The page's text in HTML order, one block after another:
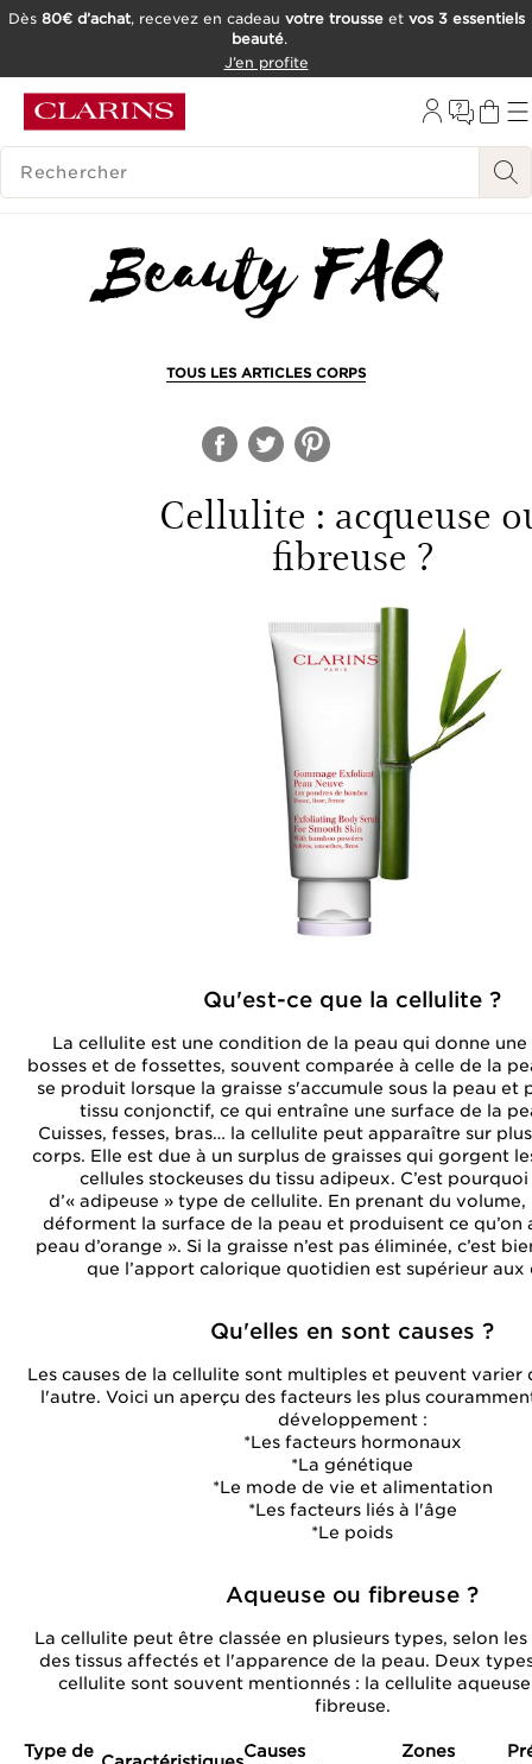
OUTIL D'ACCESSIBILITÉ
Dès 80€ d’achat, recevez en cadeau votre trousseet vos 3 essentiels
beauté.
J’en profite
HISTORIQUE DES RECHERCHES
TOUS LES ARTICLES CORPS
Cellulite : acqueuse
fibreuse ?
Qu'est-ce que la cellulite ?
La cellulite est une condition de la peau qui donne
bosses et de fossettes, souvent comparée à celle de la
se produit lorsque la graisse s'accumule sous la peau et
tissu conjonctif, ce qui entraîne une surface de la
Cuisses, fesses, bras… la cellulite peut apparaître sur
corps. Elle est due à un surplus de graisses qui gorgent
cellules stockeuses du tissu adipeux. C’est
d’« adipeuse » type de cellulite. En prenant du
déforment la surface de la peau et produisent ce qu’on
peau d’orange ». Si la graisse n’est pas éliminée, c’est
que l’apport calorique quotidien est supérieur aux
Qu'elles en sont causes ?
Les causes de la cellulite sont multiples et peuvent varier
l'autre. Voici un aperçu des facteurs les plus
développement :
*Les facteurs hormonaux
*La génétique
*Le mode de vie et alimentation
*Les facteurs liés à l'âge
*Le poids
Aqueuse ou fibreuse ?
La cellulite peut être classée en plusieurs types, selon
des tissus affectés et l'apparence de la peau. Deux
cellulite sont souvent mentionnés : la cellulite
fibreuse.
Type de
Causes
Zones